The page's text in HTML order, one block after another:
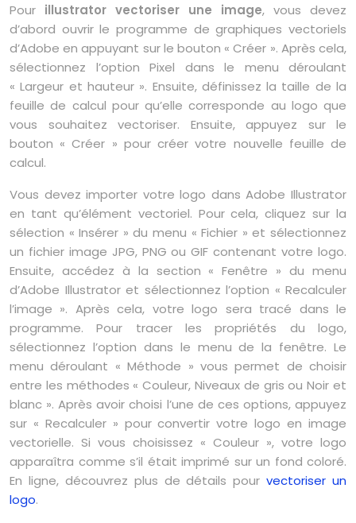
Pour illustrator vectoriser une image, vous devez
d’abord ouvrir le programme de graphiques vectoriels
d’Adobe en appuyant sur le bouton « Créer ». Après cela,
sélectionnez l’option Pixel dans le menu déroulant
« Largeur et hauteur ». Ensuite, définissez la taille de la
feuille de calcul pour qu’elle corresponde au logo que
vous souhaitez vectoriser. Ensuite, appuyez sur le
bouton « Créer » pour créer votre nouvelle feuille de
calcul.
Vous devez importer votre logo dans Adobe Illustrator
en tant qu’élément vectoriel. Pour cela, cliquez sur la
sélection « Insérer » du menu « Fichier » et sélectionnez
un fichier image JPG, PNG ou GIF contenant votre logo.
Ensuite, accédez à la section « Fenêtre » du menu
d’Adobe Illustrator et sélectionnez l’option « Recalculer
l’image ». Après cela, votre logo sera tracé dans le
programme. Pour tracer les propriétés du logo,
sélectionnez l’option dans le menu de la fenêtre. Le
menu déroulant « Méthode » vous permet de choisir
entre les méthodes « Couleur, Niveaux de gris ou Noir et
blanc ». Après avoir choisi l’une de ces options, appuyez
sur « Recalculer » pour convertir votre logo en image
vectorielle. Si vous choisissez « Couleur », votre logo
apparaîtra comme s’il était imprimé sur un fond coloré.
En ligne, découvrez plus de détails pourvectoriser un
logo.